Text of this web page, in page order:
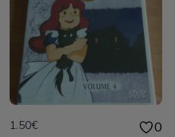
1.50€ 0